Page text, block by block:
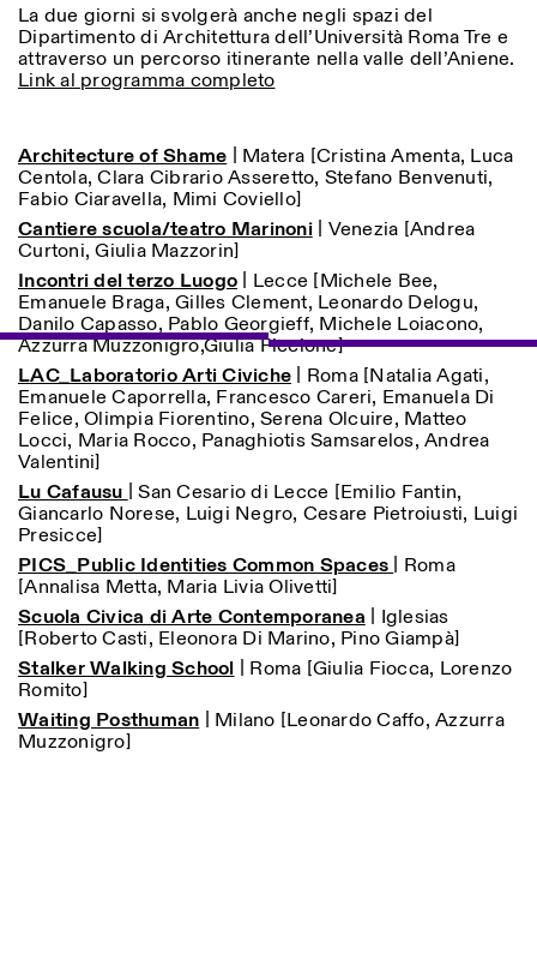
visite@istitutosvizzero.it
Animaux non admis
ISTITUTO SVIZZERO
MILAN
Via Vecchio Politecnico 3
20121 Milan
milano@istitutosvizzero.it
HORAIRES DE VISITE:
I’ll miss you when I scroll
away
Lundi–vendredi : 11h00–
17h00
Jeudi : 11h00–20h00
Dimanche : fermé
> 1
La due giorni si svolgerà anche negli spazi del
Dipartimento di Architettura dell’Università Roma Tre e
attraverso un percorso itinerante nella valle dell’Aniene.
Link al programma completo
Architecture of Shame Matera [Cristina Amenta, Luca
Centola, Clara Cibrario Asseretto, Stefano Benvenuti,
Fabio Ciaravella, Mimi Coviello]
Cantiere scuola/teatro Marinoni| Venezia [Andrea
Curtoni, Giulia Mazzorin]
Incontri del terzo Luogo
Lecce [Michele Bee,
Emanuele Braga, Gilles Clement, Leonardo Delogu,
Danilo Capasso, Pablo Georgieff, Michele Loiacono,
Azzurra Muzzonigro,Giulia Piccione]
LAC_Laboratorio Arti Civiche | Roma [Natalia Agati,
Emanuele Caporrella, Francesco Careri, Emanuela Di
Felice, Olimpia Fiorentino, Serena Olcuire, Matteo
Locci, Maria Rocco, Panaghiotis Samsarelos, Andrea
Valentini]
Lu Cafausu
|San Cesario di Lecce [Emilio Fantin,
Giancarlo Norese, Luigi Negro, Cesare Pietroiusti, Luigi
Presicce]
PICS_Public Identities Common Spaces
Roma
[Annalisa Metta, Maria Livia Olivetti]
Scuola Civica di Arte Contemporanea
Iglesias
[Roberto Casti, Eleonora Di Marino, Pino Giampà]
Stalker Walking School
Roma [Giulia Fiocca, Lorenzo
Romito]
Waiting Posthuman
Milano [Leonardo Caffo, Azzurra
Muzzonigro]